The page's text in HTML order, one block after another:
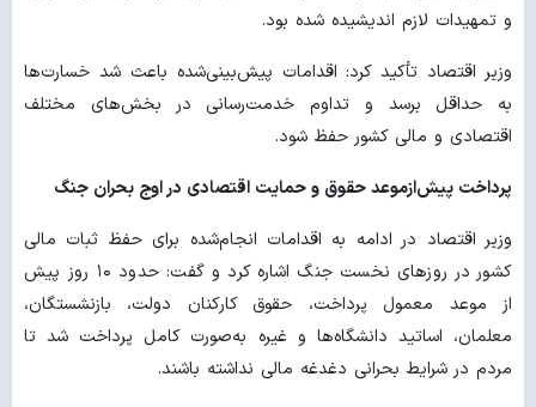
و تمهیدات لازم اندیشیده شده بود.
وزیر اقتصاد تأکید کرد: اقدامات پیش‌بینی‌شده باعث شد خسارت‌ها
به حداقل برسد و تداوم خدمت‌رسانی در بخش‌های مختلف
اقتصادی و مالی کشور حفظ شود.
پرداخت پیش‌ازموعد حقوق و حمایت اقتصادی در اوج بحران جنگ
وزیر اقتصاد در ادامه به اقدامات انجام‌شده برای حفظ ثبات مالی
کشور در روزهای نخست جنگ اشاره کرد و گفت: حدود ۱۰ روز پیش
از موعد معمول پرداخت، حقوق کارکنان دولت، بازنشستگان،
معلمان، اساتید دانشگاه‌ها و غیره به‌صورت کامل پرداخت شد تا
مردم در شرایط بحرانی دغدغه مالی نداشته باشند.